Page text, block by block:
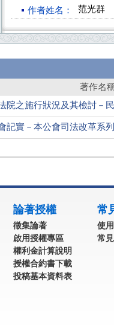
作者姓名： 范光群
著作名
院之施行狀況及其檢討－
記實－本公會司法改革系
論著授權
徵集論著
啟用授權專區
權利金計算說明
授權合約書下載
投稿基本資料表
常
使
常